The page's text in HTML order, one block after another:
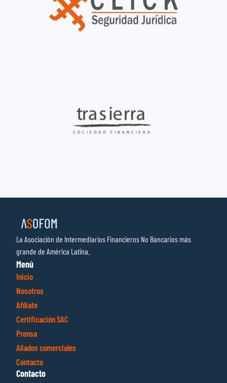
La Asociación de Intermediarios Financieros No Bancarios más
grande de América Latina.
Menú
Inicio
Nosotros
Afíliate
Certificación SAC
Prensa
Aliados comerciales
Contacto
Contacto